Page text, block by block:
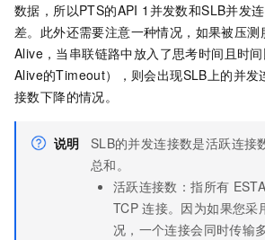
数据，所以PTS的API 1并发数和SLB并发
差。此外还需要注意一种情况，如果被压
Alive，当串联链路中放入了思考时间且时
Alive的Timeout），则会出现SLB上的并发
接数下降的情况。
说明
SLB的并发连接数是活跃连接
总和。
活跃连接数：指所有
TCP 连接。因为如果您采
况，一个连接会同时传输